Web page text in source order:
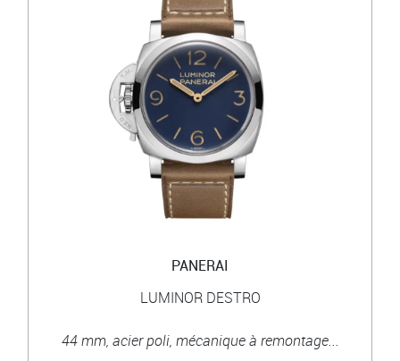
PANERAI
LUMINOR DESTRO
44 mm, acier poli, mécanique à remontage...